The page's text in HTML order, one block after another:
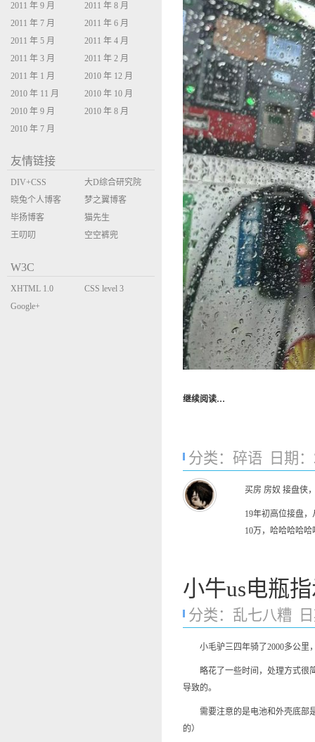
继续阅读…
分类： 碎语 日期
买房 房奴 接盘侠
19年初高位接盘
10万，哈哈哈哈哈
小牛us电瓶
分类： 乱七八糟
小毛驴三四年骑了2000多公里，
略花了一些时间，处理方式很简
导致的。
需要注意的是电池和外壳底部是
的）
2011 年 9 月
2011 年 8 月
2011 年 7 月
2011 年 6 月
2011 年 5 月
2011 年 4 月
2011 年 3 月
2011 年 2 月
2011 年 1 月
2010 年 12 月
2010 年 11 月
2010 年 10 月
2010 年 9 月
2010 年 8 月
2010 年 7 月
友情链接
DIV+CSS
大D综合研究院
晓兔个人博客
梦之翼博客
毕扬博客
猫先生
王叨叨
空空裤兜
W3C
XHTML 1.0
Transitional
CSS level 3
Google+